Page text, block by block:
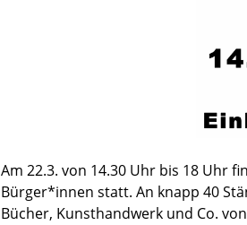
Am 22.3. von 14.30 Uhr bis 18 Uhr
Bürger*innen statt. An knapp 40
Bücher, Kunsthandwerk und Co.